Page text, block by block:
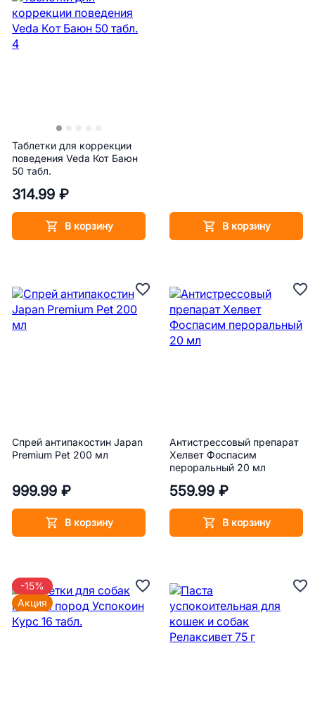
Таблетки для коррекции
поведения Veda Кот Баюн
50 табл.
314.99 ₽
В корзину В корзину
Спрей антипакостин Japan
Premium Pet 200 мл
999.99 ₽
В корзину
Антистрессовый препарат
Хелвет Фоспасим
пероральный 20 мл
559.99 ₽
В корзину
-15%
Акция